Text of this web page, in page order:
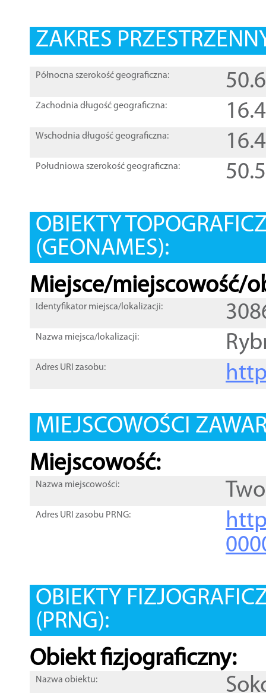
ZAKRES
Północna szerokość geograficzna:
Zachodnia długość geograficzna:
Wschodnia długość geograficzna:
Południowa szerokość geograficzna:
OBIEKTY
(GEONAMES):
Miejsce/miejscowość/
Identyfikator miejsca/lokalizacji:
Nazwa miejsca/lokalizacji:
Adres URI zasobu:
MIEJSCOWOŚCI
Miejscowość:
Nazwa miejscowości:
Adres URI zasobu PRNG:
OBIEKTY
(PRNG):
Obiekt fizjograficzny:
Nazwa obiektu: